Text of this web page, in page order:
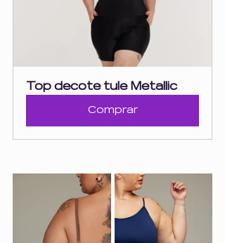
Top decote tule Metallic
Comprar